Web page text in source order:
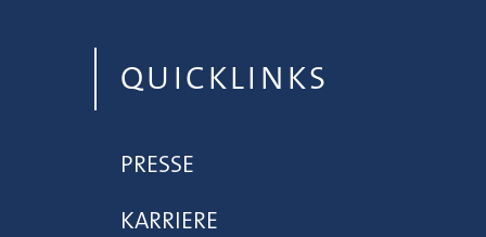
QUICKLINKS
PRESSE
KARRIERE